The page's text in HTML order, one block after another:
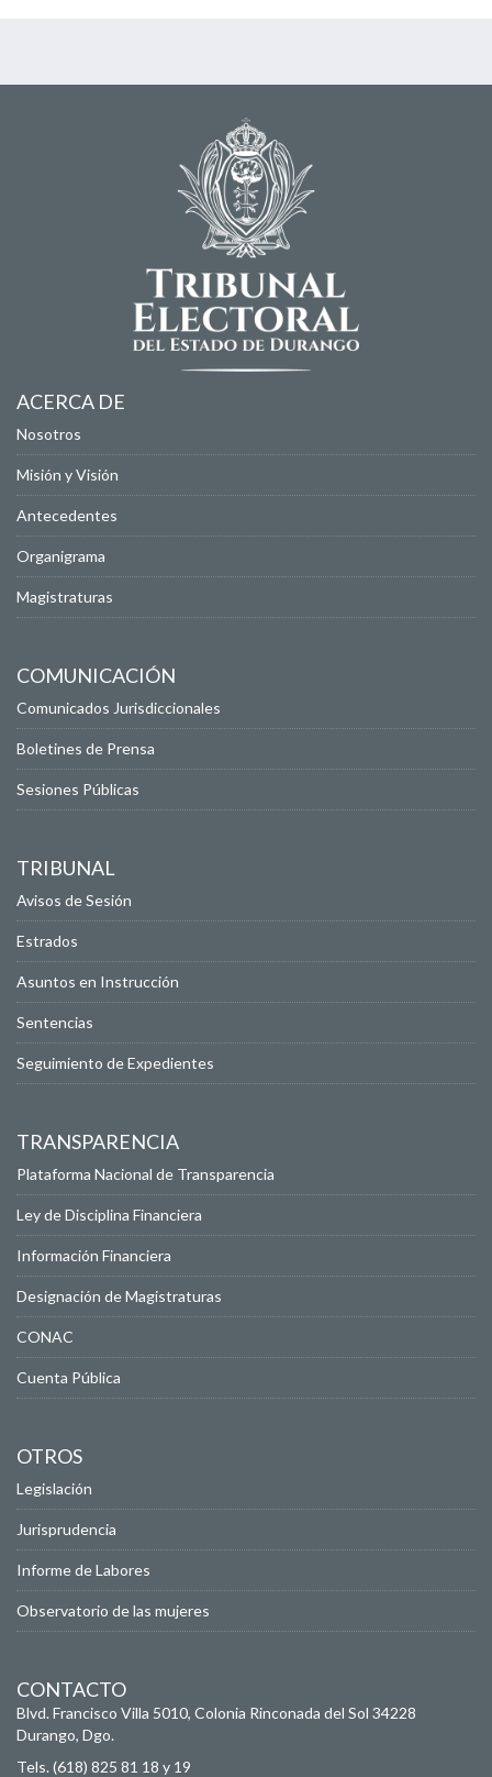
ACERCA DE
Nosotros
Misión y Visión
Antecedentes
Organigrama
Magistraturas
COMUNICACIÓN
Comunicados Jurisdiccionales
Boletines de Prensa
Sesiones Públicas
TRIBUNAL
Avisos de Sesión
Estrados
Asuntos en Instrucción
Sentencias
Seguimiento de Expedientes
TRANSPARENCIA
Plataforma Nacional de Transparencia
Ley de Disciplina Financiera
Información Financiera
Designación de Magistraturas
CONAC
Cuenta Pública
OTROS
Legislación
Jurisprudencia
Informe de Labores
Observatorio de las mujeres
CONTACTO
Blvd. Francisco Villa 5010, Colonia Rinconada del Sol 34228
Durango, Dgo.
Tels. (618) 825 81 18 y 19